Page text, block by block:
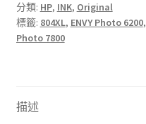
原
廠
墨
分類: HP, INK, Original
標籤: 804XL, ENVY Photo 6200,
Photo 7800
描述